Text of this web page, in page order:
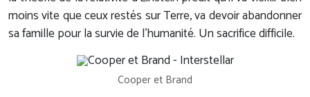
moins vite que ceux restés sur Terre, va devoir abandonner
sa famille pour la survie de l'humanité. Un sacrifice difficile.
Cooper et Brand